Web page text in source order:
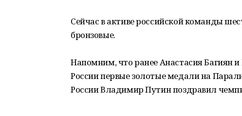
Сейчас в активе российской команды
бронзовые.
Напомним, что ранее Анастасия Багиян
России первые золотые медали на
России Владимир Путин поздравил